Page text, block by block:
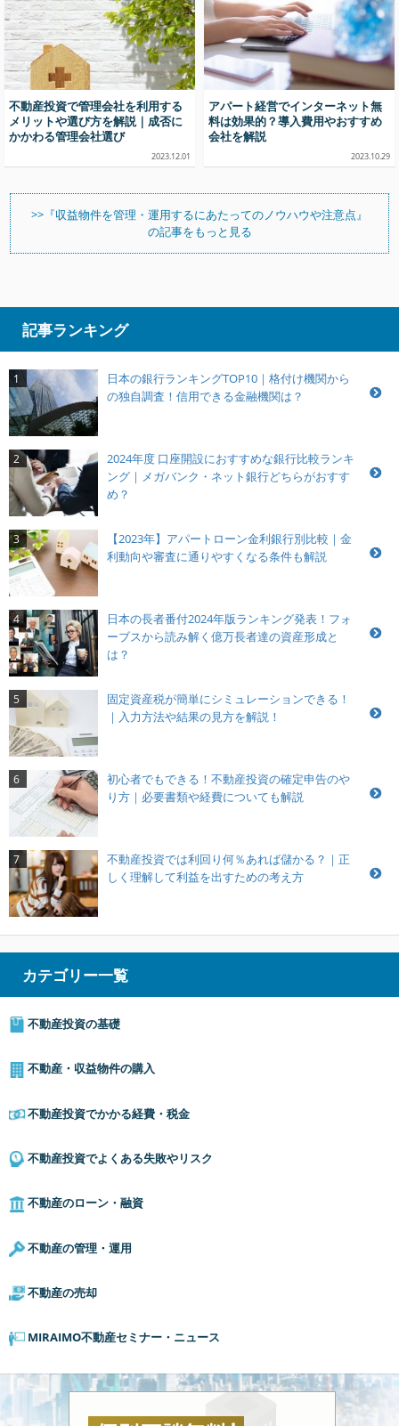
不動産投資で管理会社を利用する
メリットや選び方を解説｜成否に
かかわる管理会社選び
2023.12.01
アパート経営でインターネット無
料は効果的？導入費用やおすすめ
会社を解説
2023.10.29
>>『収益物件を管理・運用するにあたってのノウハウや注意点』
の記事をもっと見る
記事ランキング
1
日本の銀行ランキングTOP10｜格付け機関から
の独自調査！信用できる金融機関は？
2
2024年度 口座開設におすすめな銀行比較ランキ
ング｜メガバンク・ネット銀行どちらがおすす
め？
3
【2023年】アパートローン金利銀行別比較｜金
利動向や審査に通りやすくなる条件も解説
4
日本の長者番付2024年版ランキング発表！フォ
ーブスから読み解く億万長者達の資産形成と
は？
5
固定資産税が簡単にシミュレーションできる！
｜入力方法や結果の見方を解説！
6
初心者でもできる！不動産投資の確定申告のや
り方｜必要書類や経費についても解説
7
不動産投資では利回り何％あれば儲かる？｜正
しく理解して利益を出すための考え方
カテゴリー一覧
不動産投資の基礎
不動産・収益物件の購入
不動産投資でかかる経費・税金
不動産投資でよくある失敗やリスク
不動産のローン・融資
不動産の管理・運用
不動産の売却
MIRAIMO不動産セミナー・ニュース